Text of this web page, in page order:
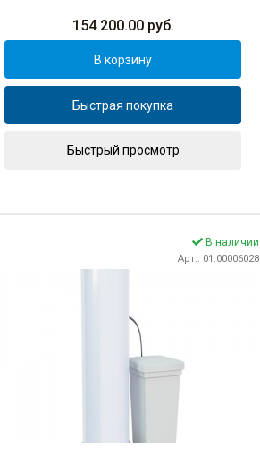
154 200.00руб.
В корзину
Быстрая покупка
Быстрый просмотр
В наличии
Арт.: 01.00006028